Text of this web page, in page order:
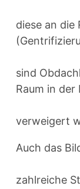
diese an die
sind
Raum in
verweigert
Auch das
zahlreiche